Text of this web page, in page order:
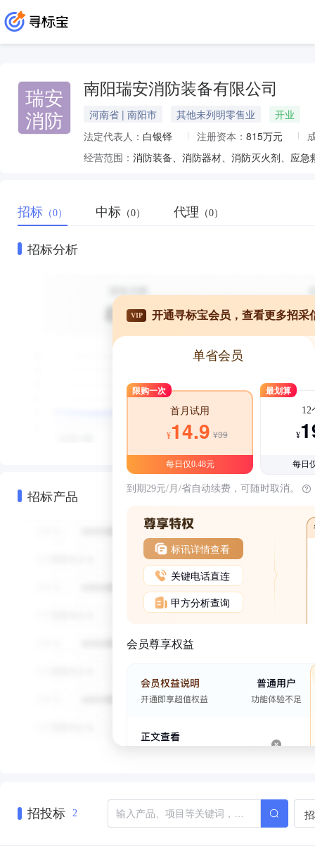
瑞安
消防
南阳瑞安消防装备有限公司
河南省 | 南阳市 其他未列明零售业
开业
法定代表人： 白银铎 注册资本： 815万元
经营范围： 消防装备、消防器材、消防灭火剂、应
招标 （0） 中标 （0） 代理 （0）
招标分析
招标产品
VIP 开通寻标宝会员，查看更多招采
单省会员
限购一次
首月试用
¥14.9 ¥39
每日仅0.48元
最划算
12
¥
每日
到期29元/月/省自动续费，可随时取消。
标讯详情查看
关键电话直连
甲方分析查询
会员尊享权益
招投标 2